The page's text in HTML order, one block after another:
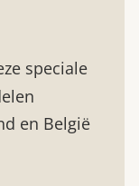
speciale
en België